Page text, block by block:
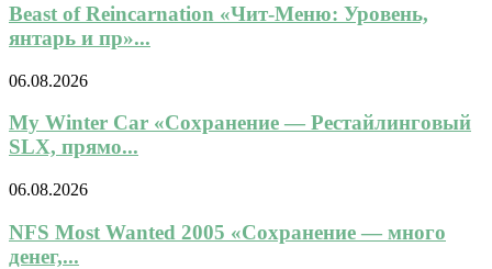
Beast of Reincarnation «Чит-Меню: Уровень,
янтарь и пр»...
06.08.2026
My Winter Car «Сохранение — Рестайлинговый
SLX, прямо...
06.08.2026
NFS Most Wanted 2005 «Сохранение — много
денег,...